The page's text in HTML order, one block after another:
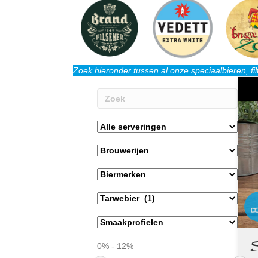
Zoek hieronder tussen al onze speciaalbieren,
0% - 12%